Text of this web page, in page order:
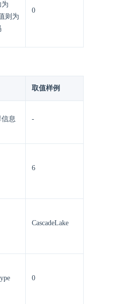
则为
0
取值样例
息 -
6
CascadeLake
0